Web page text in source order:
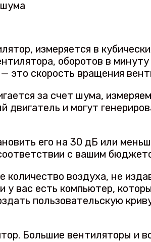
измеряется в
оборотов в
это скорость вращения
за счет шума,
и могут
его на 30 дБ или
с вашим
воздуха, не
у вас есть компьютер,
пользовательскую
Большие вентиляторы и